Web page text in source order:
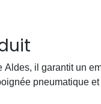
Aldes, il garantit un
pneumatique